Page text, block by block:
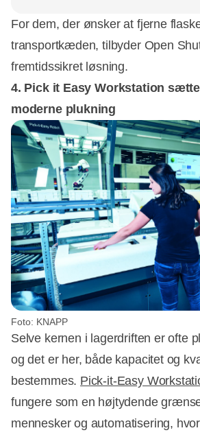
For dem, der ønsker at fjerne
transportkæden, tilbyder Open
fremtidssikret løsning.
4. Pick it Easy Workstation
moderne plukning
Foto: KNAPP
Selve kernen i lagerdriften er ofte
og det er her, både kapacitet og
bestemmes. Pick-it-Easy
fungere som en højtydende
mennesker og automatisering,